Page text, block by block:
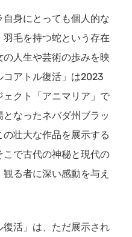
身にとっても個人的な
毛を持つ蛇という存在
人生や芸術の歩みを映
コアトル復活」は2023
クト「アニマリア」で
なったネバダ州ブラッ
壮大な作品を展示する
で古代の神秘と現代の
る者に深い感動を与え
活」は、ただ展示され